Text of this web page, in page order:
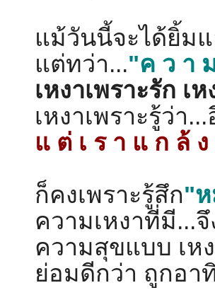
แม้วันนี้จะได้ยิ้มแ
แต่ทว่า..."ค ว า
เหงาเพราะรัก เ
เหงาเพราะรู้ว่า
แ ต่ เ ร า แ ก ล้
ก็คงเพราะรู้สึก"
ความเหงาที่มี...
ความสุขแบบ เห
ย่อมดีกว่า ถูกอา